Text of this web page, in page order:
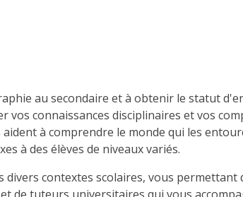
au secondaire et à obtenir le statut
connaissances disciplinaires et vos
à comprendre le monde qui les
à des élèves de niveaux variés.
contextes scolaires, vous